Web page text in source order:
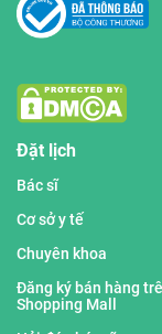
Đặt lịch
Bác sĩ
Cơ sở y tế
Chuyên khoa
Đăng ký bán hàng
Shopping Mall